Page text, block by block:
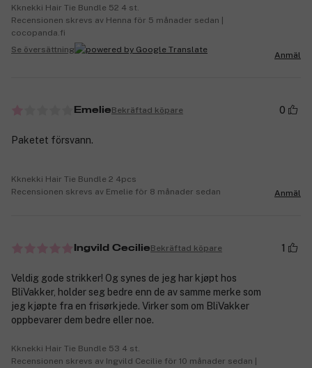
Kknekki Hair Tie Bundle 52 4 st.
Recensionen skrevs av Henna för 5 månader sedan |
cocopanda.fi
Se översättning
Anmäl
EmelieBekräftad köpare 0
Paketet försvann.
Kknekki Hair Tie Bundle 2 4pcs
Recensionen skrevs av Emelie för 8 månader sedan
Anmäl
Ingvild CecilieBekräftad köpare 1
Veldig gode strikker! Og synes de jeg har kjøpt hos
BliVakker, holder seg bedre enn de av samme merke som
jeg kjøpte fra en frisørkjede. Virker som om BliVakker
oppbevarer dem bedre eller noe.
Kknekki Hair Tie Bundle 53 4 st.
Recensionen skrevs av Ingvild Cecilie för 10 månader sedan |